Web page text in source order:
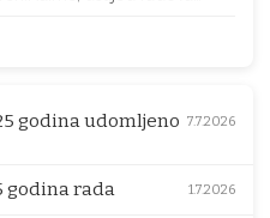
godina udomljeno 7.7.2026
godina rada 1.7.2026